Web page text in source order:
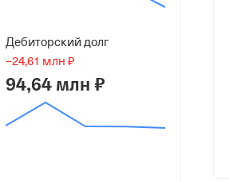
Энгельса, д 5
Дебиторский долг
−24,61 млн ₽
94,64 млн ₽